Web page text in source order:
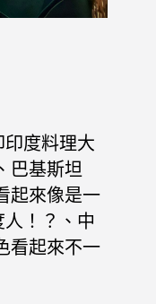
印度料理大
巴基斯坦
起來像是一
！？、中
看起來不一